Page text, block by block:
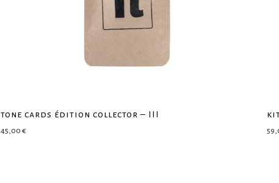
tone cards édition collector – III
45,00 €